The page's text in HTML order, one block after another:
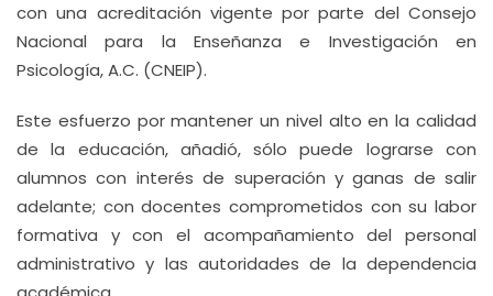
con una acreditación vigente por parte del Consejo
Nacional para la Enseñanza e Investigación en
Psicología, A.C. (CNEIP).
Este esfuerzo por mantener un nivel alto en la calidad
de la educación, añadió, sólo puede lograrse con
alumnos con interés de superación y ganas de salir
adelante; con docentes comprometidos con su labor
formativa y con el acompañamiento del personal
administrativo y las autoridades de la dependencia